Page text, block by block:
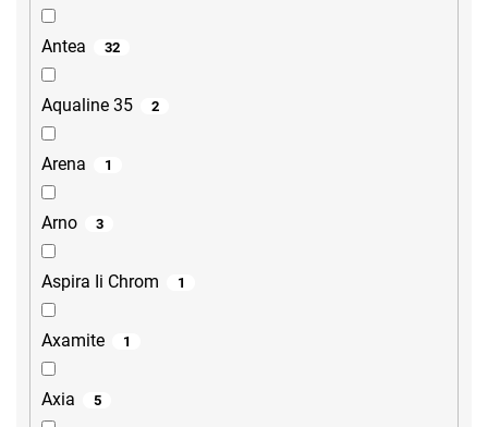
Antea 32
Aqualine 35 2
Arena 1
Arno 3
Aspira Ii Chrom 1
Axamite 1
Axia 5